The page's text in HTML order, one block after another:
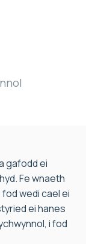
gafodd ei
Fe wnaeth
fod wedi cael ei
ei hanes
i fod